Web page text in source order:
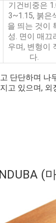
기건비중은
3~1.15, 붉은
을 띄는 것이
성. 면이 매끄
우며, 변형이
다.
단단하며 나
고 있으며,
(